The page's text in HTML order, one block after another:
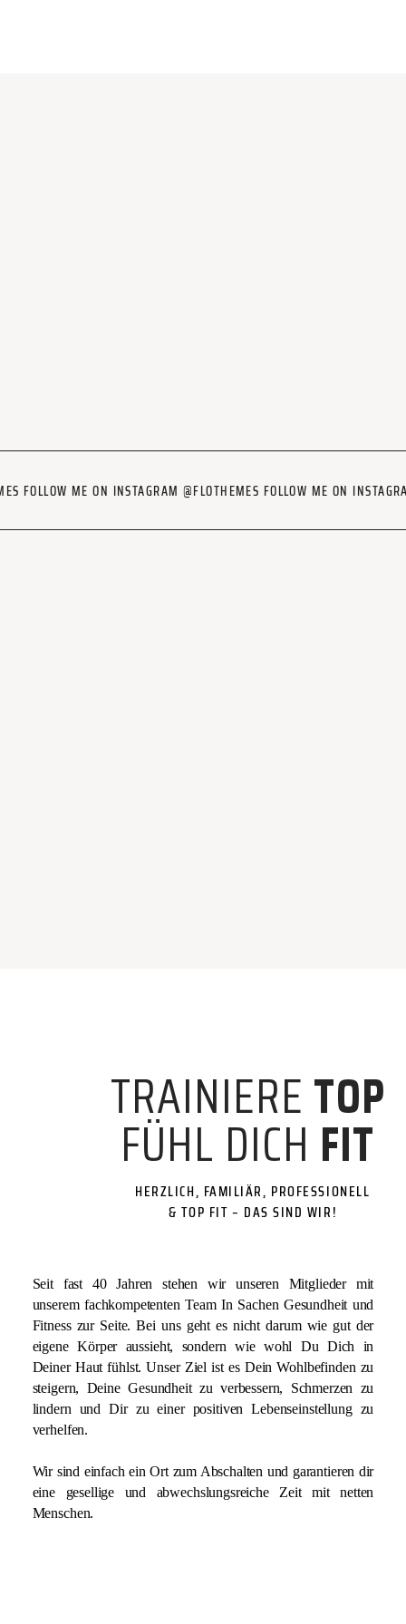
FOLLOW ME ON INSTAGRAM @FLOTHEMES FOLLOW ME ON
TRAINIERETOP
FÜHL DICH FIT
HERZLICH, FAMILIÄR, PROFESSIONELL
& TOP FIT – DAS SIND WIR!
Seit fast 40 Jahren stehen wir unseren Mitglieder mit
unserem fachkompetenten Team In Sachen Gesundheit und
Fitness zur Seite. Bei uns geht es nicht darum wie gut der
eigene Körper aussieht, sondern wie wohl Du Dich in
Deiner Haut fühlst. Unser Ziel ist es Dein Wohlbefinden zu
steigern, Deine Gesundheit zu verbessern, Schmerzen zu
lindern und Dir zu einer positiven Lebenseinstellung zu
verhelfen.
Wir sind einfach ein Ort zum Abschalten und garantieren dir
eine gesellige und abwechslungsreiche Zeit mit netten
Menschen.